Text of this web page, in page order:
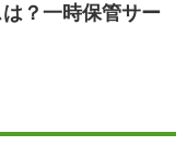
？一時保管サー